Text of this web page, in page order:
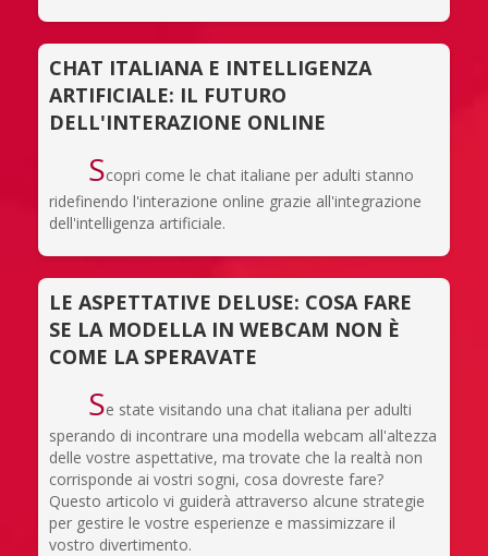
CHAT ITALIANA E INTELLIGENZA
ARTIFICIALE: IL FUTURO
DELL'INTERAZIONE ONLINE
Scopri come le chat italiane per adulti stanno
ridefinendo l'interazione online grazie all'integrazione
dell'intelligenza artificiale.
LE ASPETTATIVE DELUSE: COSA FARE
SE LA MODELLA IN WEBCAM NON È
COME LA SPERAVATE
Se state visitando una chat italiana per adulti
sperando di incontrare una modella webcam all'altezza
delle vostre aspettative, ma trovate che la realtà non
corrisponde ai vostri sogni, cosa dovreste fare?
Questo articolo vi guiderà attraverso alcune strategie
per gestire le vostre esperienze e massimizzare il
vostro divertimento.